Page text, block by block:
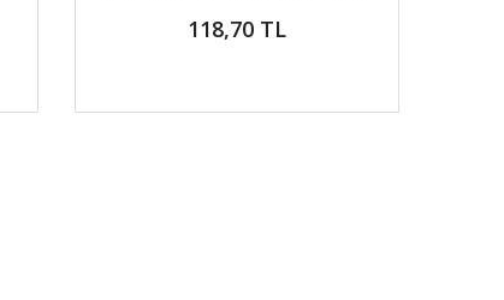
118,70 TL